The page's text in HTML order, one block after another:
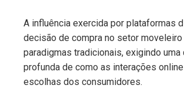
A influência exercida por plataformas
decisão de compra no setor
paradigmas tradicionais, exigindo uma
profunda de como as interações
escolhas dos consumidores.